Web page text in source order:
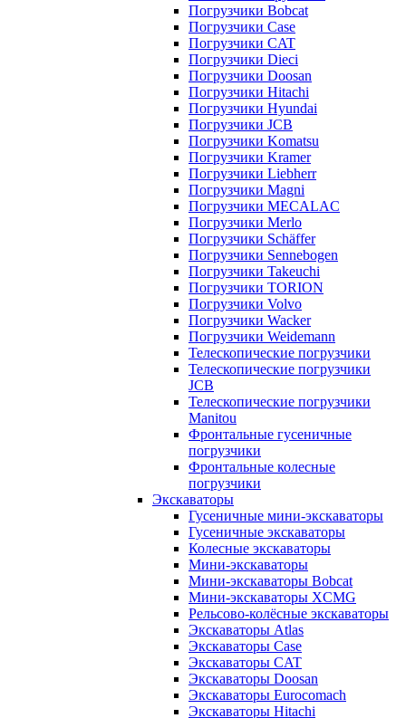
Погрузчики Bobcat
Погрузчики Case
Погрузчики CAT
Погрузчики Dieci
Погрузчики Doosan
Погрузчики Hitachi
Погрузчики Hyundai
Погрузчики JCB
Погрузчики Komatsu
Погрузчики Kramer
Погрузчики Liebherr
Погрузчики Magni
Погрузчики MECALAC
Погрузчики Merlo
Погрузчики Schäffer
Погрузчики Sennebogen
Погрузчики Takeuchi
Погрузчики TORION
Погрузчики Volvo
Погрузчики Wacker
Погрузчики Weidemann
Телескопические погрузчики
Телескопические погрузчики
JCB
Телескопические погрузчики
Manitou
Фронтальные гусеничные
погрузчики
Фронтальные колесные
погрузчики
Экскаваторы
Гусеничные мини-экскаваторы
Гусеничные экскаваторы
Колесные экскаваторы
Мини-экскаваторы
Мини-экскаваторы Bobcat
Мини-экскаваторы XCMG
Рельсово-колёсные экскаваторы
Экскаваторы Atlas
Экскаваторы Case
Экскаваторы CAT
Экскаваторы Doosan
Экскаваторы Eurocomach
Экскаваторы Hitachi